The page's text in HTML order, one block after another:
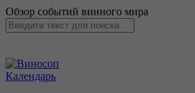
Обзор событий винного мира
Календарь